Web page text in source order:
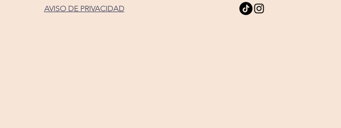
AVISO DE PRIVACIDAD